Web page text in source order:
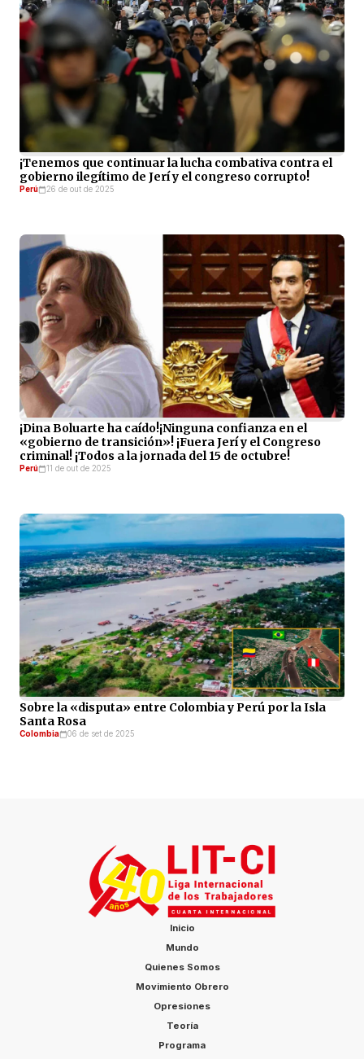
¡Tenemos que continuar la lucha combativa contra el
gobierno ilegítimo de Jerí y el congreso corrupto!
Perú 26 de out de 2025
¡Dina Boluarte ha caído!¡Ninguna confianza en el
«gobierno de transición»! ¡Fuera Jerí y el Congreso
criminal! ¡Todos a la jornada del 15 de octubre!
Perú 11 de out de 2025
Sobre la «disputa» entre Colombia y Perú por la Isla
Santa Rosa
Colombia 06 de set de 2025
Inicio
Mundo
Quienes Somos
Movimiento Obrero
Opresiones
Teoría
Programa